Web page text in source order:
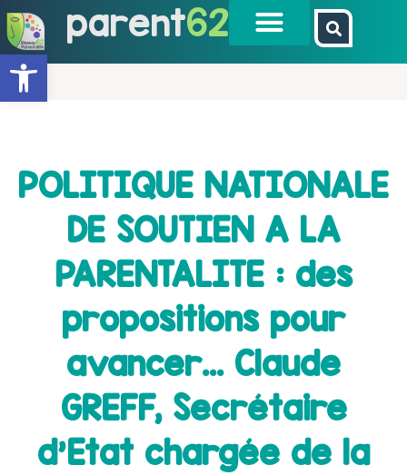
Ouvrir la barre d’outils
parent62
POLITIQUE NATIONALE
DE SOUTIEN A LA
PARENTALITE : des
propositions pour
avancer… Claude
GREFF, Secrétaire
d'Etat chargée de la